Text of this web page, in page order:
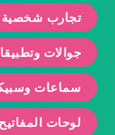
تجارب شخصية
جوالات
سماعات
لوحات